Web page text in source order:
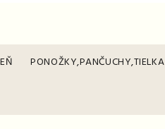
PONOŽKY,PANČUCHY,TIELKA